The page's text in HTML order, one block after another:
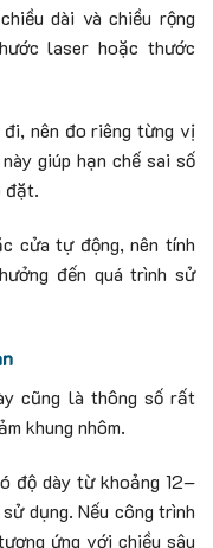
dài và chiều rộng
laser hoặc thước
nên đo riêng từng vị
giúp hạn chế sai số
đặt.
cửa tự động, nên tính
đến quá trình sử
cũng là thông số rất
khung nhôm.
độ dày từ khoảng 12–
dụng. Nếu công trình
ứng với chiều sâu